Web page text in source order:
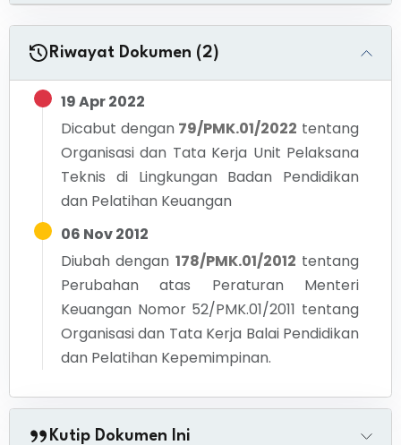
Riwayat Dokumen (2)
19 Apr 2022
Dicabut dengan 79/PMK.01/2022 tentang
Organisasi dan Tata Kerja Unit Pelaksana
Teknis di Lingkungan Badan Pendidikan
dan Pelatihan Keuangan
06 Nov 2012
Diubah dengan 178/PMK.01/2012 tentang
Perubahan atas Peraturan Menteri
Keuangan Nomor 52/PMK.01/2011 tentang
Organisasi dan Tata Kerja Balai Pendidikan
dan Pelatihan Kepemimpinan.
Kutip Dokumen Ini